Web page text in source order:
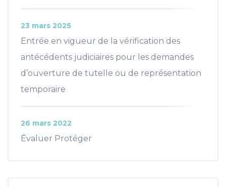
Entrée en vigueur de la vérification des
antécédents judiciaires pour les demandes
d’ouverture de tutelle ou de représentation
temporaire
23 mars 2025
Évaluer Protéger
26 mars 2022